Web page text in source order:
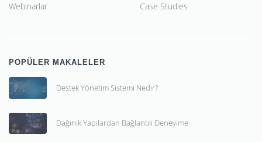
Webinarlar
Case Studies
POPÜLER MAKALELER
Destek Yönetim Sistemi Nedir?
Dağınık Yapılardan Bağlantılı Deneyime